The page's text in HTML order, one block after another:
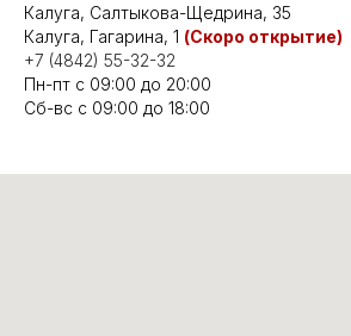
Калуга, Салтыкова-Щедрина, 35
Калуга, Гагарина, 1 (Скоро открытие)
+7 (4842) 55-32-32
Пн-пт с 09:00 до 20:00
Сб-вс с 09:00 до 18:00